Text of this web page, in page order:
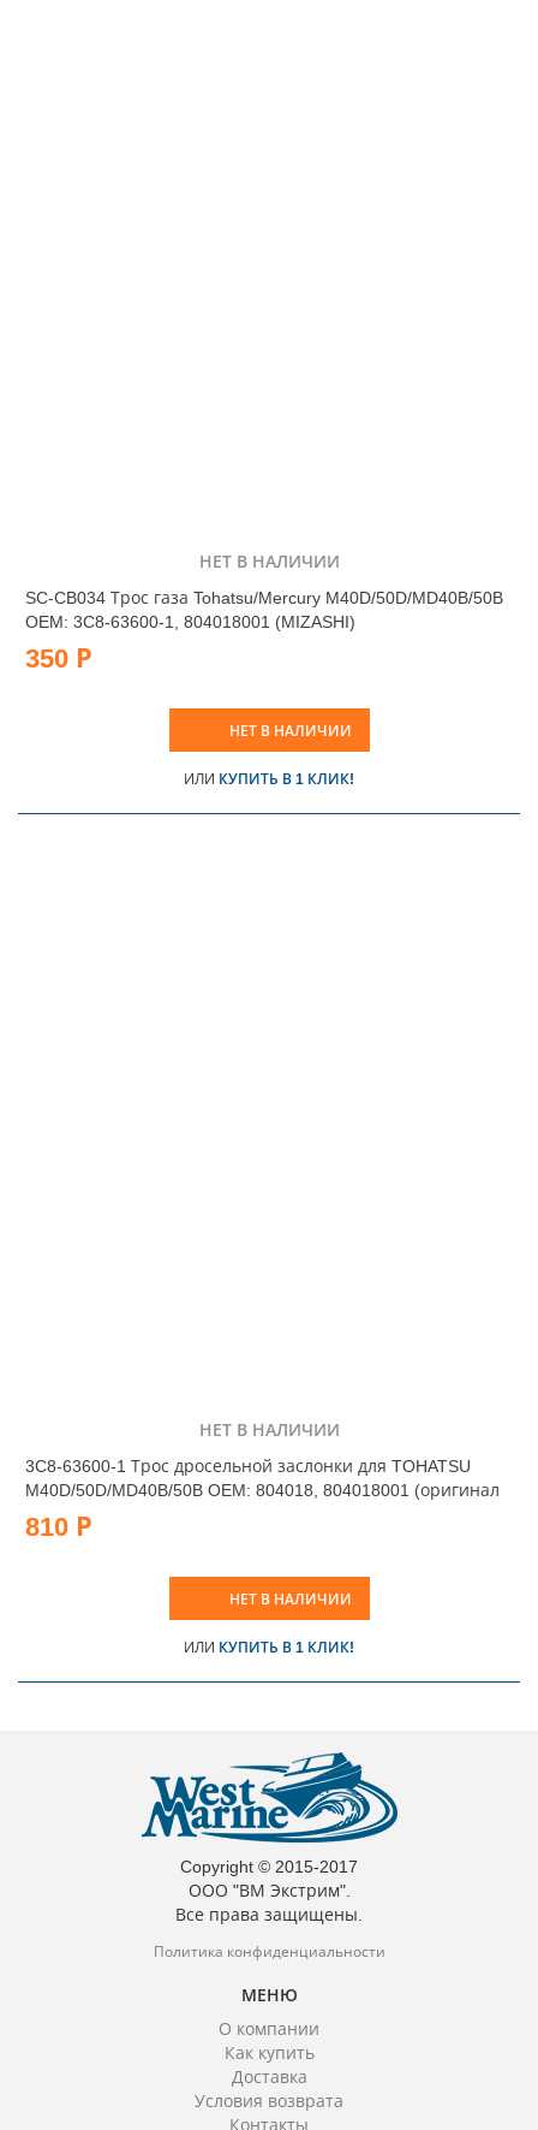
НЕТ В НАЛИЧИИ
SC-CB034 Трос газа Tohatsu/Mercury M40D/50D/MD40B/50B
OEM: 3C8-63600-1, 804018001 (MIZASHI)
350 Р
НЕТ В НАЛИЧИИ
ИЛИ КУПИТЬ В 1 КЛИК!
НЕТ В НАЛИЧИИ
3C8-63600-1 Трос дросельной заслонки для TOHATSU
M40D/50D/MD40B/50B OEM: 804018, 804018001 (оригинал
810 Р
НЕТ В НАЛИЧИИ
ИЛИ КУПИТЬ В 1 КЛИК!
Copyright © 2015-2017
ООО "ВМ Экстрим".
Все права защищены.
Политика конфиденциальности
МЕНЮ
О компании
Как купить
Доставка
Условия возврата
Контакты